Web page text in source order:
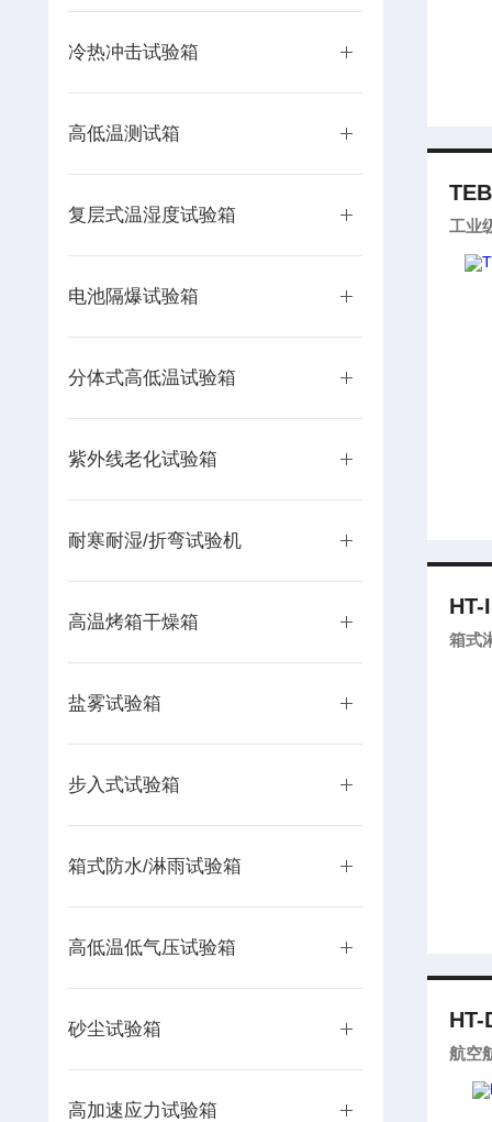
冷热冲击试验箱
高低温测试箱
复层式温湿度试验箱
电池隔爆试验箱
分体式高低温试验箱
紫外线老化试验箱
耐寒耐湿/折弯试验机
高温烤箱干燥箱
盐雾试验箱
步入式试验箱
箱式防水/淋雨试验箱
高低温低气压试验箱
砂尘试验箱
高加速应力试验箱
工业
HT-
箱式
HT-
航空